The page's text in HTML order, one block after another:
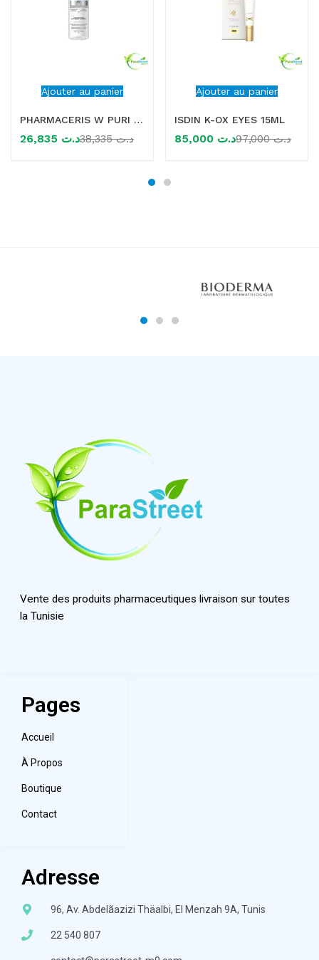
Ajouter au panier
PHARMACERIS W PURI ALBUCIN MOUSSE NETTOYANTE ECLAIRCISSANTE 150ML
د.ت د.ت38,335
Ajouter au panier
ISDIN K-OX EYES 15ML
د.ت د.ت97,000
Vente des produits pharmaceutiques livraison sur toutes
la Tunisie
Pages
Accueil
À Propos
Boutique
Contact
Adresse
96, Av. Abdelãazizi Thäalbi, El Menzah 9A, Tunis
22 540 807